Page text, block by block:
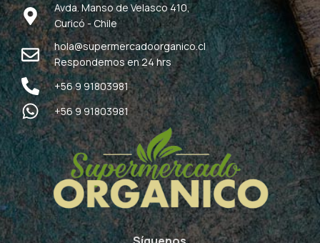
Avda. Manso de Velasco 410,
Curicó - Chile
hola@supermercadoorganico.cl
Respondemos en 24 hrs
+56 9 91803981
+56 9 91803981